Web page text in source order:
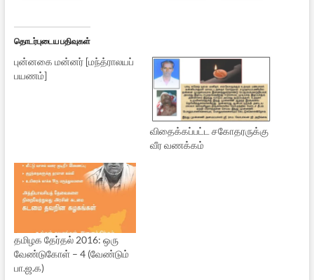
தொடர்புடைய பதிவுகள்
புன்னகை மன்னர் [மந்த்ராலயப்
பயணம்]
விதைக்கப்பட்ட சகோதரருக்கு
வீர வணக்கம்
தமிழக தேர்தல் 2016: ஒரு
வேண்டுகோள் – 4 (வேண்டும்
பா.ஜ.க)